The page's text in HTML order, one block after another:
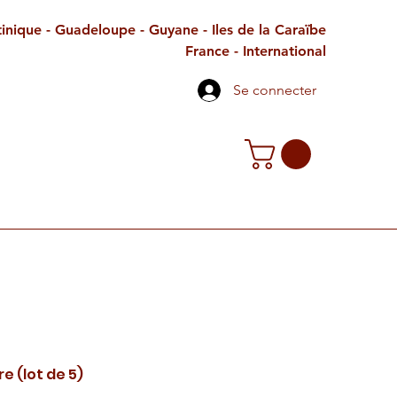
- Guadeloupe - Guyane - Iles de la Caraïbe
France - International
Se connecter
(lot de 5)